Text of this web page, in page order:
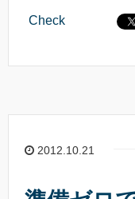
Check
2012.10.21